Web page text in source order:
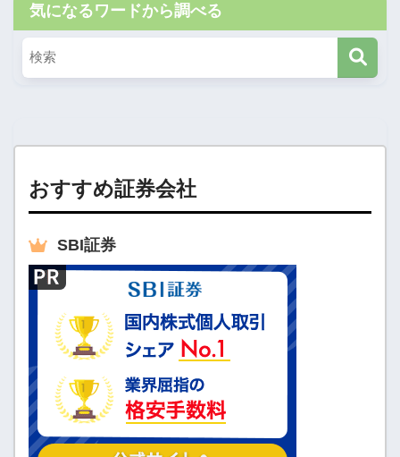
気になるワードから調べる
おすすめ証券会社
SBI証券